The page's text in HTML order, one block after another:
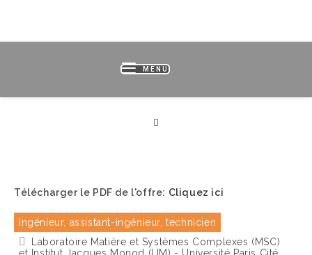
MENU
Télécharger le PDF de l'offre: Cliquez ici
Ingénieur, assistant-ingénieur, technicien
Laboratoire Matière et Systèmes Complexes (MSC)